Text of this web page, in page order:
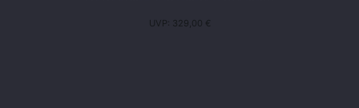
UVP: 329,00 €